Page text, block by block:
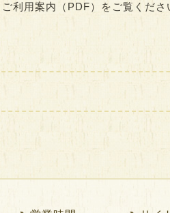
利用案内（PDF）をご覧くださ